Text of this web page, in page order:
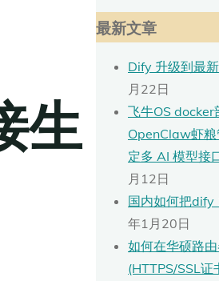
生
最新文章
Dify 升级到最
月22日
飞牛OS docker
OpenClaw虾
定多 AI 模型接
月12日
国内如何把dify
年1月20日
如何在华硕路
(HTTPS/SSL证